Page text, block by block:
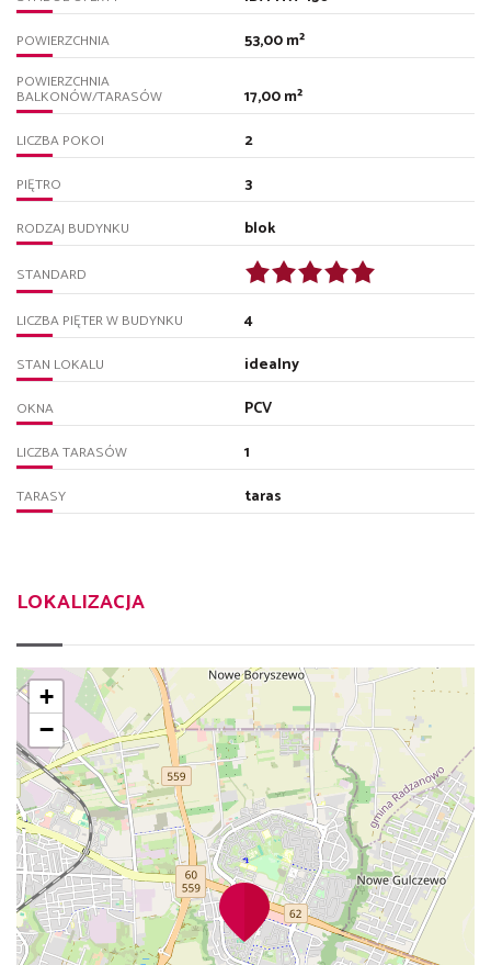
POWIERZCHNIA 53,00 m²
POWIERZCHNIA
BALKONÓW/TARASÓW 17,00 m²
LICZBA POKOI 2
PIĘTRO 3
RODZAJ BUDYNKU blok
STANDARD
LICZBA PIĘTER W BUDYNKU 4
STAN LOKALU idealny
OKNA PCV
LICZBA TARASÓW 1
TARASY taras
LOKALIZACJA
+
−